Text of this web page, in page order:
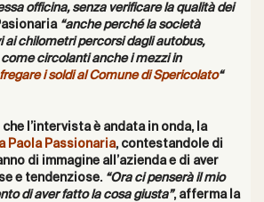
officina, senza verificare la qualità dei
“anche perché la società
ai chilometri percorsi dagli autobus,
circolanti anche i mezzi in
i soldi al Comune di Spericolato“
l’intervista è andata in onda, la
Paola Passionaria, contestandole di
di immagine all’azienda e di aver
e tendenziose. “Ora ci penserà il mio
di aver fatto la cosa giusta”, afferma la